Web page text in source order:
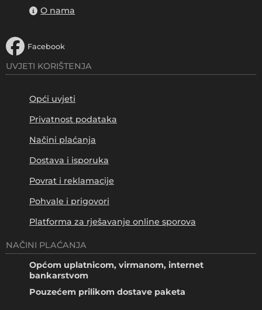
O nama
Facebook
UVJETI KORIŠTENJA
Opći uvjeti
Privatnost podataka
Načini plaćanja
Dostava i isporuka
Povrat i reklamacije
Pohvale i prigovori
Platforma za rješavanje online sporova
NAČINI PLAĆANJA
Općom uplatnicom, virmanom, internet
bankarstvom
Pouzećem prilikom dostave paketa